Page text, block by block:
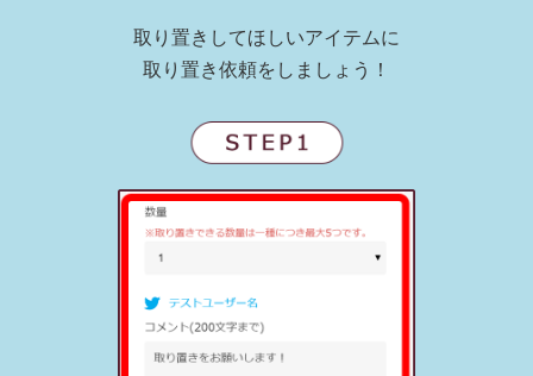
取り置きしてほしいアイテムに
取り置き依頼をしましょう！